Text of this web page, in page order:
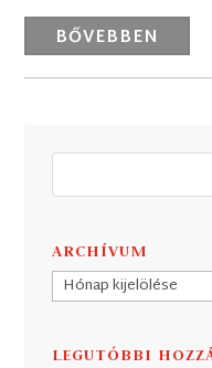
BŐVEBBEN
ARCHÍVUM
Archívum
LEGUTÓBBI